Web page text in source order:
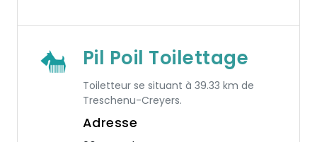
Pil Poil Toilettage
Toiletteur se situant à 39.33 km de
Treschenu-Creyers.
Adresse